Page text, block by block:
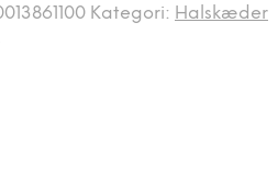
Kategori: Halskæder